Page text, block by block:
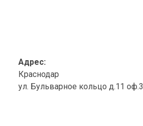
Адрес:
Краснодар
ул. Бульварное кольцо д.11 оф.3